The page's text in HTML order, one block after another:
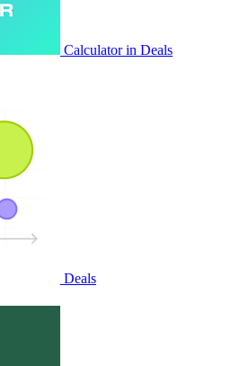
Calculator in Deals
Deals